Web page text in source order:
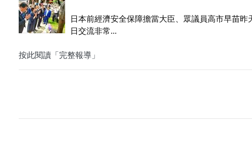
日本前經濟安全保障擔當大臣、眾議員高市早苗
日交流非常...
按此閱讀「完整報導」